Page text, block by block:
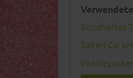
Sündhaftes
Salted